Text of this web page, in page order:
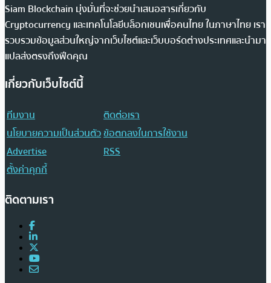
Siam Blockchain มุ่งมั่นที่จะช่วยนำเสนอสารเกี่ยวกับ
Cryptocurrency และเทคโนโลยีบล็อกเชนเพื่อคนไทย ในภาษาไทย เรา
รวบรวมข้อมูลส่วนใหญ่จากเว็บไซต์และเว็บบอร์ดต่างประเทศและนำมา
แปลส่งตรงถึงฟีดคุณ
เกี่ยวกับเว็บไซต์นี้
ทีมงาน
ติดต่อเรา
นโยบายความเป็นส่วนตัวข้อตกลงในการใช้งาน
Advertise
RSS
ตั้งค่าคุกกี้
ติดตามเรา